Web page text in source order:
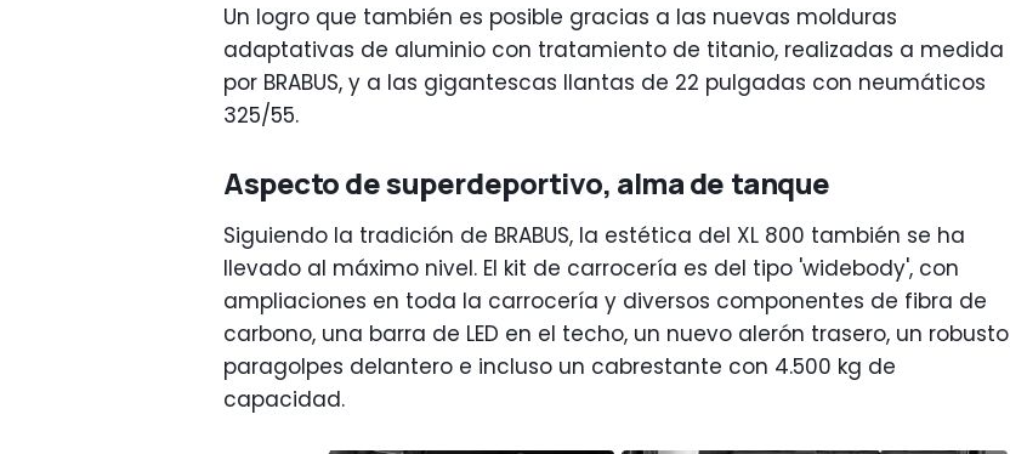
Un logro que también es posible gracias a las nuevas molduras
adaptativas de aluminio con tratamiento de titanio, realizadas a medida
por BRABUS, y a las gigantescas llantas de 22 pulgadas con neumáticos
325/55.
Aspecto de superdeportivo, alma de tanque
Siguiendo la tradición de BRABUS, la estética del XL 800 también se ha
llevado al máximo nivel. El kit de carrocería es del tipo 'widebody', con
ampliaciones en toda la carrocería y diversos componentes de fibra de
carbono, una barra de LED en el techo, un nuevo alerón trasero, un robusto
paragolpes delantero e incluso un cabrestante con 4.500 kg de
capacidad.